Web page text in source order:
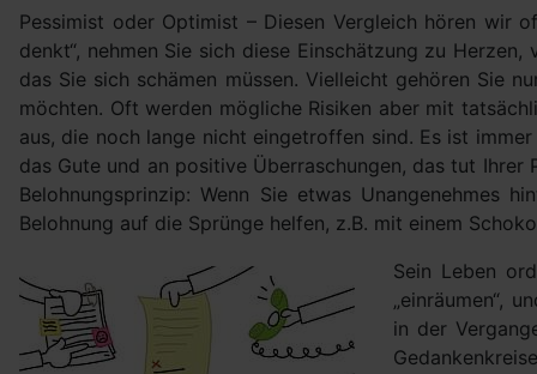
Pessimist oder Optimist – Diesen Vergleich hören wir
denkt“, nehmen Sie sich diese Einschätzung zu
das Sie sich schämen müssen. Vielleicht gehören Sie
möchten. Oft werden mögliche Risiken aber mit
aus, die noch lange nicht eingetroffen sind. Es ist
das Gute und an positive Überraschungen, das tut
Belohnungsprinzip: Wenn Sie etwas Unangenehmes
Belohnung auf die Sprünge helfen, z.B. mit einem
Sein Leben
„einräumen“,
in der